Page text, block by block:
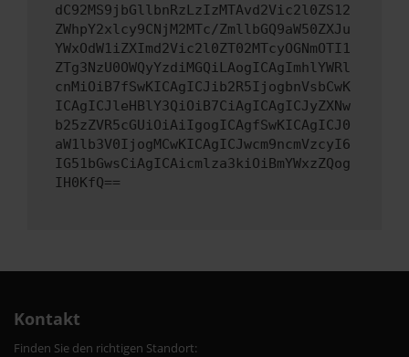
dC92MS9jbGllbnRzLzIzMTAvd2Vic2l0ZS12
ZWhpY2xlcy9CNjM2MTc/ZmllbGQ9aW50ZXJu
YWxOdW1iZXImd2Vic2l0ZT02MTcyOGNmOTI1
ZTg3NzU0OWQyYzdiMGQiLAogICAgImhlYWRl
cnMiOiB7fSwKICAgICJib2R5IjogbnVsbCwK
ICAgICJleHBlY3QiOiB7CiAgICAgICJyZXNw
b25zZVR5cGUiOiAiIgogICAgfSwKICAgICJ0
aW1lb3V0IjogMCwKICAgICJwcm9ncmVzcyI6
IG51bGwsCiAgICAicmlza3kiOiBmYWxzZQog
IH0KfQ==
Kontakt
Finden Sie den richtigen Standort: